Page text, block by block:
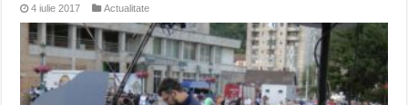
4 iulie 2017 Actualitate